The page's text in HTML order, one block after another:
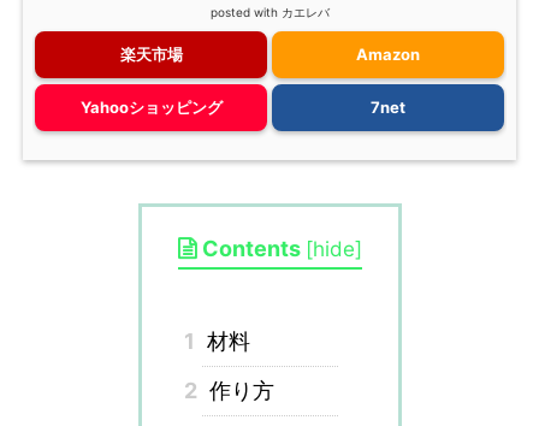
posted with カエレバ
楽天市場 Amazon
Yahooショッピング 7net
Contents [hide]
1 材料
2 作り方